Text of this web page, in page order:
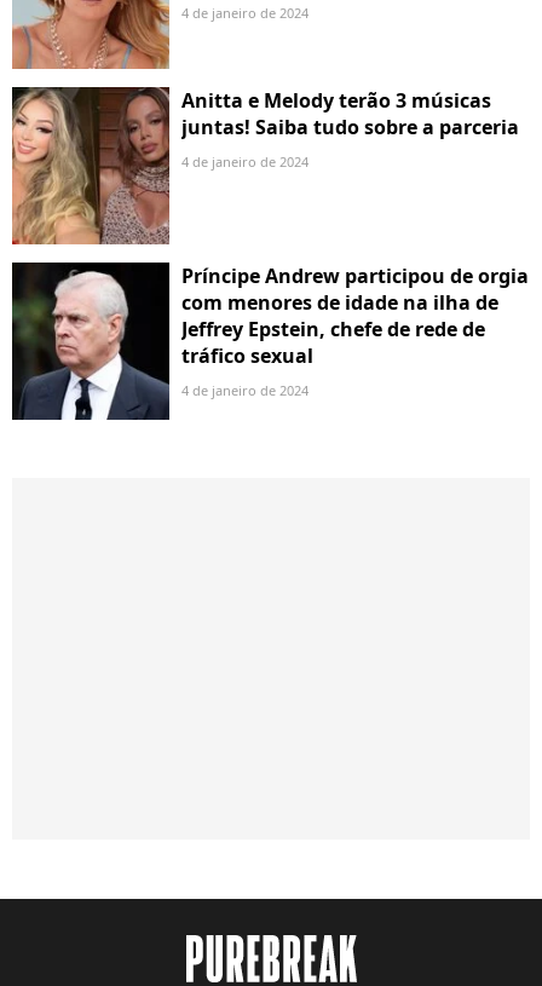
4 de janeiro de 2024
Anitta e Melody terão 3 músicas
juntas! Saiba tudo sobre a parceria
4 de janeiro de 2024
Príncipe Andrew participou de orgia
com menores de idade na ilha de
Jeffrey Epstein, chefe de rede de
tráfico sexual
4 de janeiro de 2024